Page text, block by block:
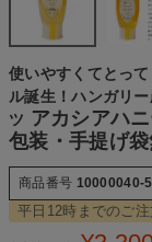
使いやすくてとっ
ル誕生！ハンガリ
ツ アカシアハ
包装・手提げ袋
商品番号 10000040-
平日12時までのご